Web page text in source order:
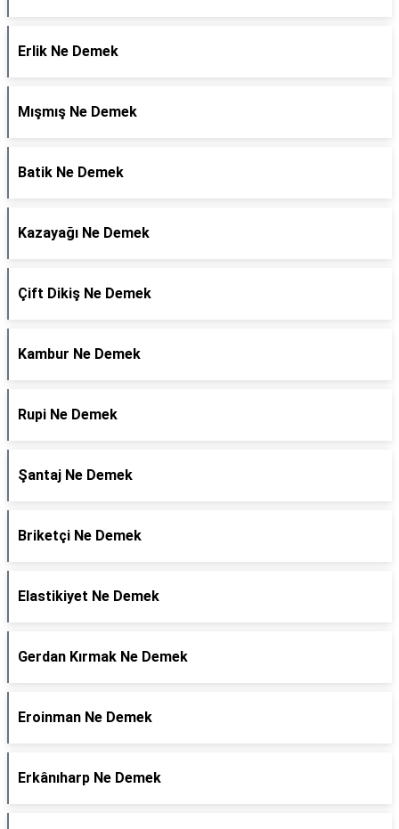
Erlik Ne Demek
Mışmış Ne Demek
Batik Ne Demek
Kazayağı Ne Demek
Çift Dikiş Ne Demek
Kambur Ne Demek
Rupi Ne Demek
Şantaj Ne Demek
Briketçi Ne Demek
Elastikiyet Ne Demek
Gerdan Kırmak Ne Demek
Eroinman Ne Demek
Erkânıharp Ne Demek